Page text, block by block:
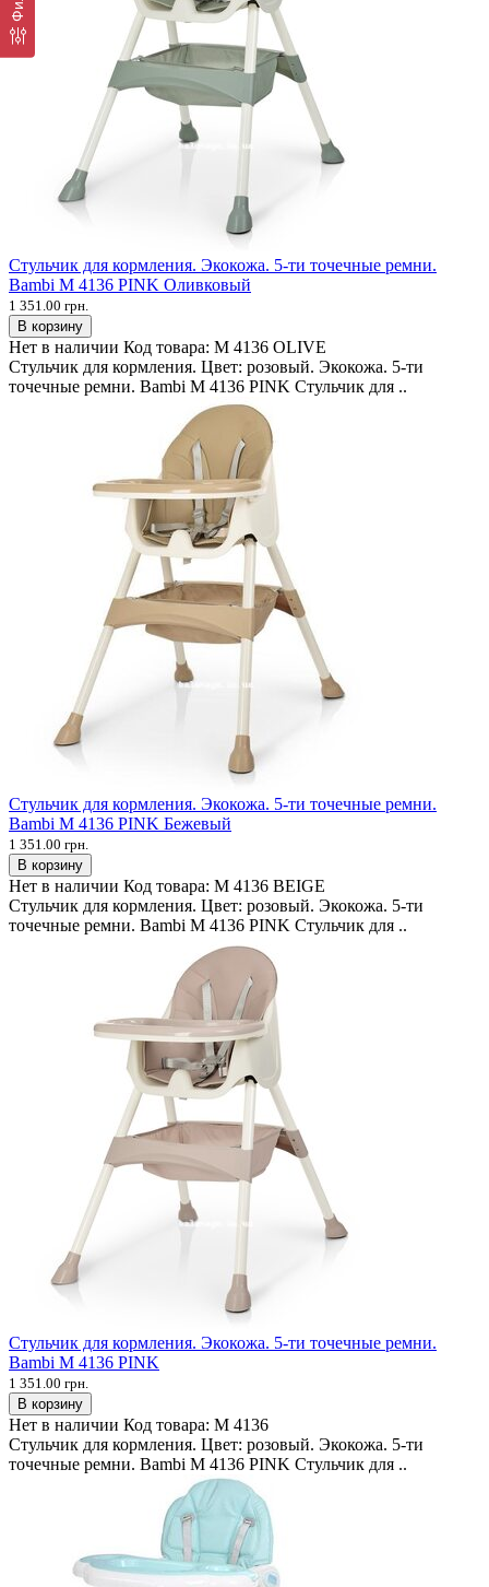
Стульчик для кормления. Экокожа. 5-ти точечные ремни.
Bambi M 4136 PINK Оливковый
1 351.00 грн.
В корзину
Нет в наличии Код товара: M 4136 OLIVE
Стульчик для кормления. Цвет: розовый. Экокожа. 5-ти
точечные ремни. Bambi M 4136 PINK Стульчик для ..
Стульчик для кормления. Экокожа. 5-ти точечные ремни.
Bambi M 4136 PINK Бежевый
1 351.00 грн.
В корзину
Нет в наличии Код товара: M 4136 BEIGE
Стульчик для кормления. Цвет: розовый. Экокожа. 5-ти
точечные ремни. Bambi M 4136 PINK Стульчик для ..
Стульчик для кормления. Экокожа. 5-ти точечные ремни.
Bambi M 4136 PINK
1 351.00 грн.
В корзину
Нет в наличии Код товара: M 4136
Стульчик для кормления. Цвет: розовый. Экокожа. 5-ти
точечные ремни. Bambi M 4136 PINK Стульчик для ..